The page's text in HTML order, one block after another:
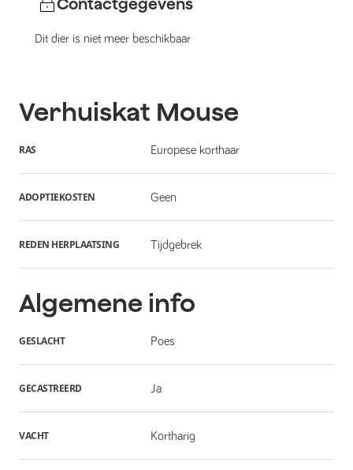
Contactgegevens
Dit dier is niet meer beschikbaar
Verhuiskat Mouse
RAS Europese korthaar
ADOPTIEKOSTEN Geen
REDEN HERPLAATSING Tijdgebrek
Algemene info
GESLACHT Poes
GECASTREERD Ja
VACHT Kortharig